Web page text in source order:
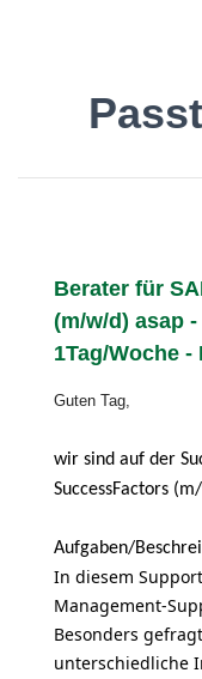
Finde
search
Berater für
(m/w/d) asap
1Tag/Woche -
Guten Tag,
wir sind auf der
SuccessFactors
Aufgaben/
In diesem
Management-
Besonders
unterschiedliche